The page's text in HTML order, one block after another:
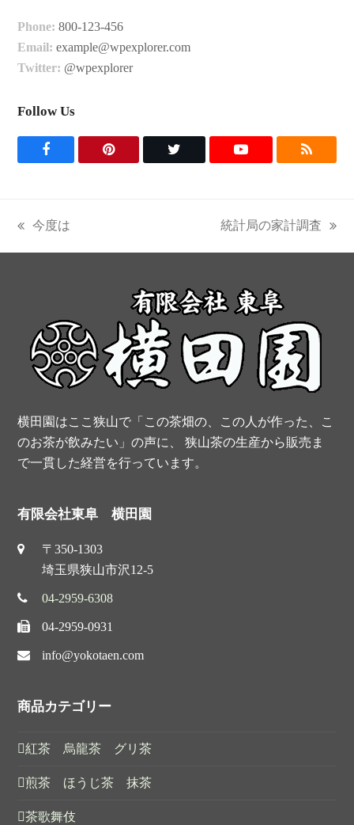
Phone: 800-123-456
Email: example@wpexplorer.com
Twitter: @wpexplorer
Follow Us
F
c
o
k
P
s
t
T
e
Y
u
b
R
S
previous
post:
今度は
next
post:
統計局の家計調査
横田園はここ狭山で「この茶畑の、この人が作った、こ
のお茶が飲みたい」の声に、 狭山茶の生産から販売ま
で一貫した経営を行っています。
有限会社東阜 横田園
〒350-1303
埼玉県狭山市沢12-5
04-2959-6308
04-2959-0931
info@yokotaen.com
商品カテゴリー
紅茶 烏龍茶 グリ茶
煎茶 ほうじ茶 抹茶
茶歌舞伎